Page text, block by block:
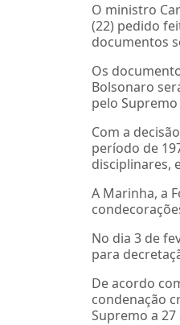
O ministro
(22) pedido
documentos
Os
Bolsonaro
pelo
Com a
período de
disciplinares,
A Marinha, a
No dia 3 de
para
De acordo
condenação
Supremo a